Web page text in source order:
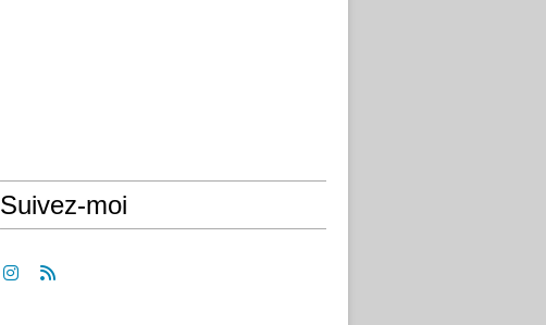
Suivez-moi